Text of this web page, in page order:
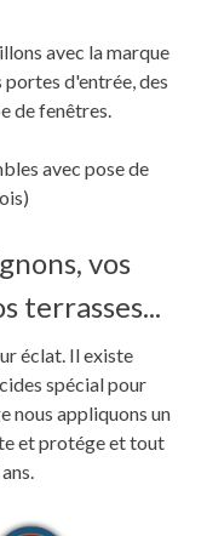
avec la marque
portes d'entrée, des
de fenêtres.
avec pose de
vos
terrasses...
éclat. Il existe
spécial pour
nous appliquons un
et protége et tout